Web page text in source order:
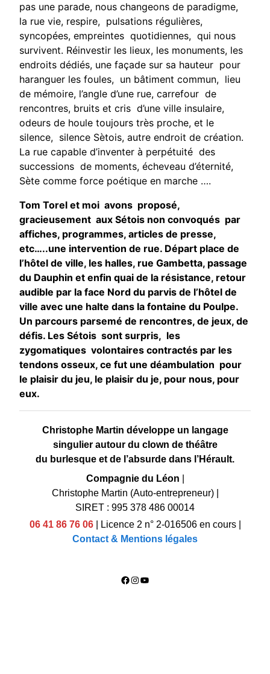
pas une parade, nous changeons de paradigme,
la rue vie, respire, pulsations régulières,
syncopées, empreintes quotidiennes, qui nous
survivent. Réinvestir les lieux, les monuments, les
endroits dédiés, une façade sur sa hauteur pour
haranguer les foules, un bâtiment commun, lieu
de mémoire, l’angle d’une rue, carrefour de
rencontres, bruits et cris d’une ville insulaire,
odeurs de houle toujours très proche, et le
silence, silence Sètois, autre endroit de création.
La rue capable d’inventer à perpétuité des
successions de moments, écheveau d’éternité,
Sète comme force poétique en marche ….
Tom Torel et moi avons proposé,
gracieusement aux Sétois non convoqués par
affiches, programmes, articles de presse,
etc…..une intervention de rue. Départ place de
l’hôtel de ville, les halles, rue Gambetta, passage
du Dauphin et enfin quai de la résistance, retour
audible par la face Nord du parvis de l’hôtel de
ville avec une halte dans la fontaine du Poulpe.
Un parcours parsemé de rencontres, de jeux, de
défis. Les Sétois sont surpris, les
zygomatiques volontaires contractés par les
tendons osseux, ce fut une déambulation pour
le plaisir du jeu, le plaisir du je, pour nous, pour
eux.
Christophe Martin développe un langage
singulier autour du clown de théâtre
du burlesque et de l’absurde dans l’Hérault.
Compagnie du Léon
Christophe Martin (Auto-entrepreneur)|
SIRET : 995 378 486 00014
06 41 86 76 06| Licence 2 n° 2-016506 en cours|
Contact & Mentions légales
Facebook
Instagram
YouTube